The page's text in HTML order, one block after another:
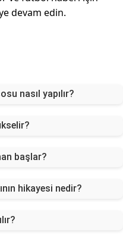
devam edin.
nasıl yapılır?
başlar?
hikayesi nedir?